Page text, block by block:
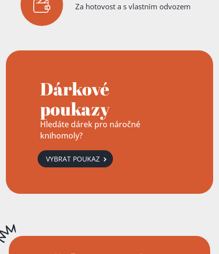
Za hotovost a s vlastním odvozem
Dárkové
poukazy
Hledáte dárek pro náročné
knihomoly?
VYBRAT POUKAZ